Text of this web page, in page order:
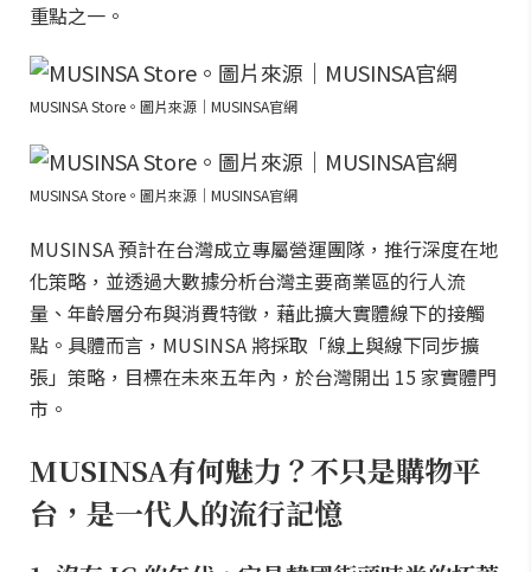
重點之一。
MUSINSA Store。圖片來源｜MUSINSA官網
MUSINSA Store。圖片來源｜MUSINSA官網
MUSINSA 預計在台灣成立專屬營運團隊，推行深度在地
化策略，並透過大數據分析台灣主要商業區的行人流
量、年齡層分布與消費特徵，藉此擴大實體線下的接觸
點。具體而言，MUSINSA 將採取「線上與線下同步擴
張」策略，目標在未來五年內，於台灣開出 15 家實體門
市。
MUSINSA有何魅力？不只是購物平
台，是一代人的流行記憶